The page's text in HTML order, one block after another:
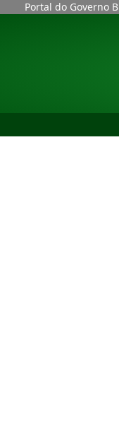
Portal do Governo